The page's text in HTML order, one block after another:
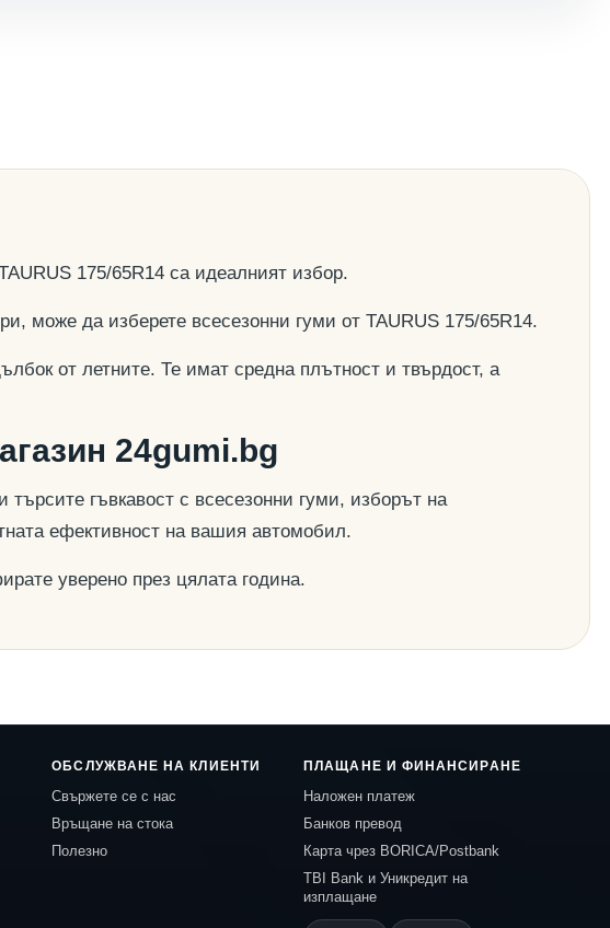
175/65R14 са идеалният избор.
може да изберете всесезонни гуми от TAURUS 175/65R14.
от летните. Те имат средна плътност и твърдост, а
24gumi.bg
гъвкавост с всесезонни гуми, изборът на
ефективност на вашия автомобил.
уверено през цялата година.
ОБСЛУЖВАНЕ НА КЛИЕНТИ
Свържете се с нас
Връщане на стока
Полезно
ПЛАЩАНЕ И ФИНАНСИРАНЕ
Наложен платеж
Банков превод
Карта чрез BORICA/Postbank
TBI Bank и Уникредит на
изплащане